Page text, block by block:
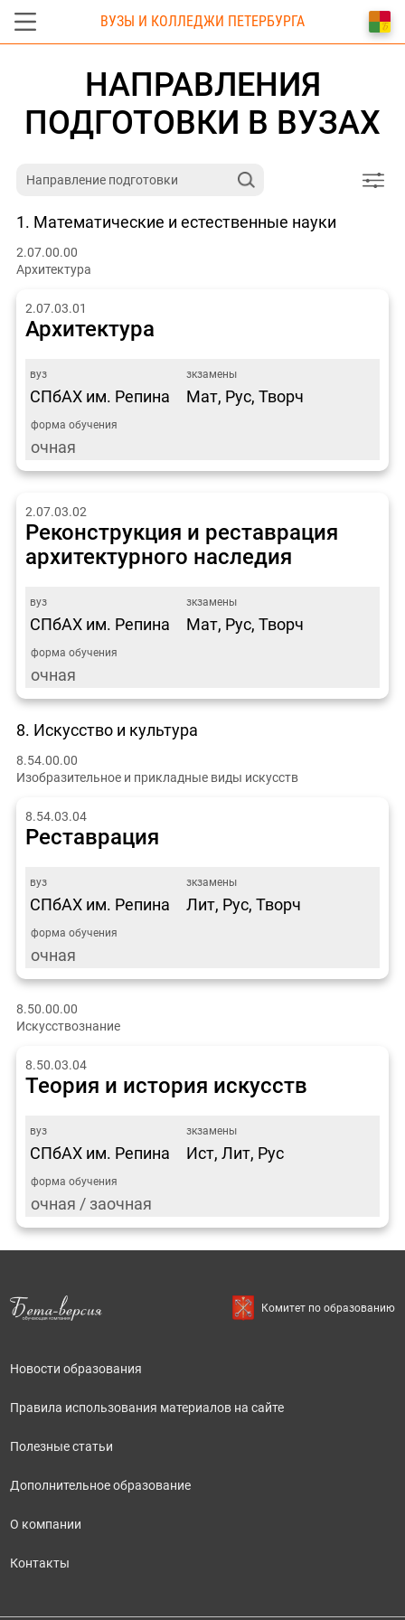
ВУЗЫ И КОЛЛЕДЖИ ПЕТЕРБУРГА
НАПРАВЛЕНИЯ
ПОДГОТОВКИ В ВУЗАХ
1. Математические и естественные науки
2.07.00.00
Архитектура
2.07.03.01
Архитектура
СПбАХ им. Репина Мат, Рус, Творч
очная
2.07.03.02
Реконструкция и реставрация
архитектурного наследия
СПбАХ им. Репина Мат, Рус, Творч
очная
8. Искусство и культура
8.54.00.00
Изобразительное и прикладные виды искусств
8.54.03.04
Реставрация
СПбАХ им. Репина Лит, Рус, Творч
очная
8.50.00.00
Искусствознание
8.50.03.04
Теория и история искусств
СПбАХ им. Репина Ист, Лит, Рус
очная / заочная
Комитет по образованию
Новости образования
Правила использования материалов на сайте
Полезные статьи
Дополнительное образование
О компании
Контакты